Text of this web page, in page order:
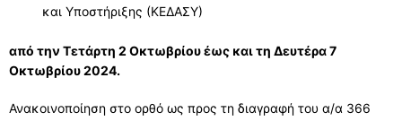
και Υποστήριξης (ΚΕΔΑΣΥ)
από την Τετάρτη 2 Οκτωβρίου έως και τη Δευτέρα 7
Οκτωβρίου 2024.
Ανακοινοποίηση στο ορθό ως προς τη διαγραφή του α/α 366